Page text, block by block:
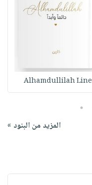
Alhamdullilah Line
5
المزيد من البنود »